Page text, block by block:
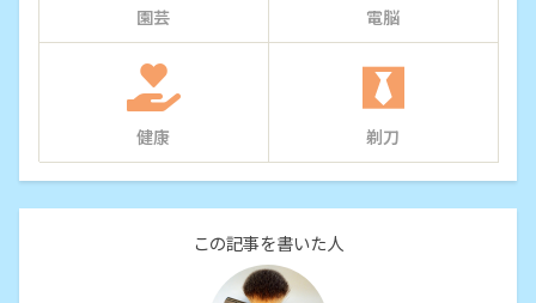
園芸 電脳
健康 剃刀
この記事を書いた人